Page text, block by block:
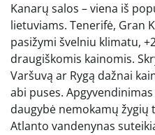
Kanarų salos – viena iš
lietuviams. Tenerifė, Gran
pasižymi švelniu klimatu,
draugiškomis kainomis.
Varšuvą ar Rygą dažnai
abi puses.
daugybė nemokamų žygių
Atlanto vandenynas